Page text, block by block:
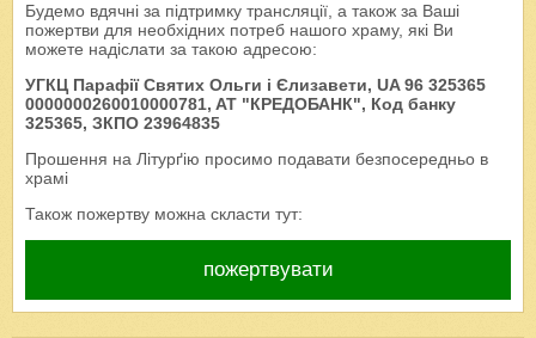
Будемо вдячні за підтримку трансляції, а також за Ваші
пожертви для необхідних потреб нашого храму, які Ви
можете надіслати за такою адресою:
УГКЦ Парафії Святих Ольги і Єлизавети, UA 96 325365
0000000260010000781, AT "КРЕДОБАНК", Код банку
325365, ЗКПО 23964835
Прошення на Літурґію просимо подавати безпосередньо в
храмі
Також пожертву можна скласти тут:
пожертвувати